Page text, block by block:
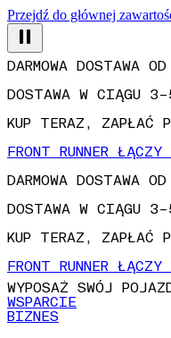
Przejdź do głównej
DARMOWA DOSTAWA
DOSTAWA W CIĄGU
KUP TERAZ, ZAPŁAĆ
FRONT RUNNER
DARMOWA DOSTAWA
DOSTAWA W CIĄGU
KUP TERAZ, ZAPŁAĆ
FRONT RUNNER
WYPOSAŻ SWÓJ
WSPARCIE
BIZNES